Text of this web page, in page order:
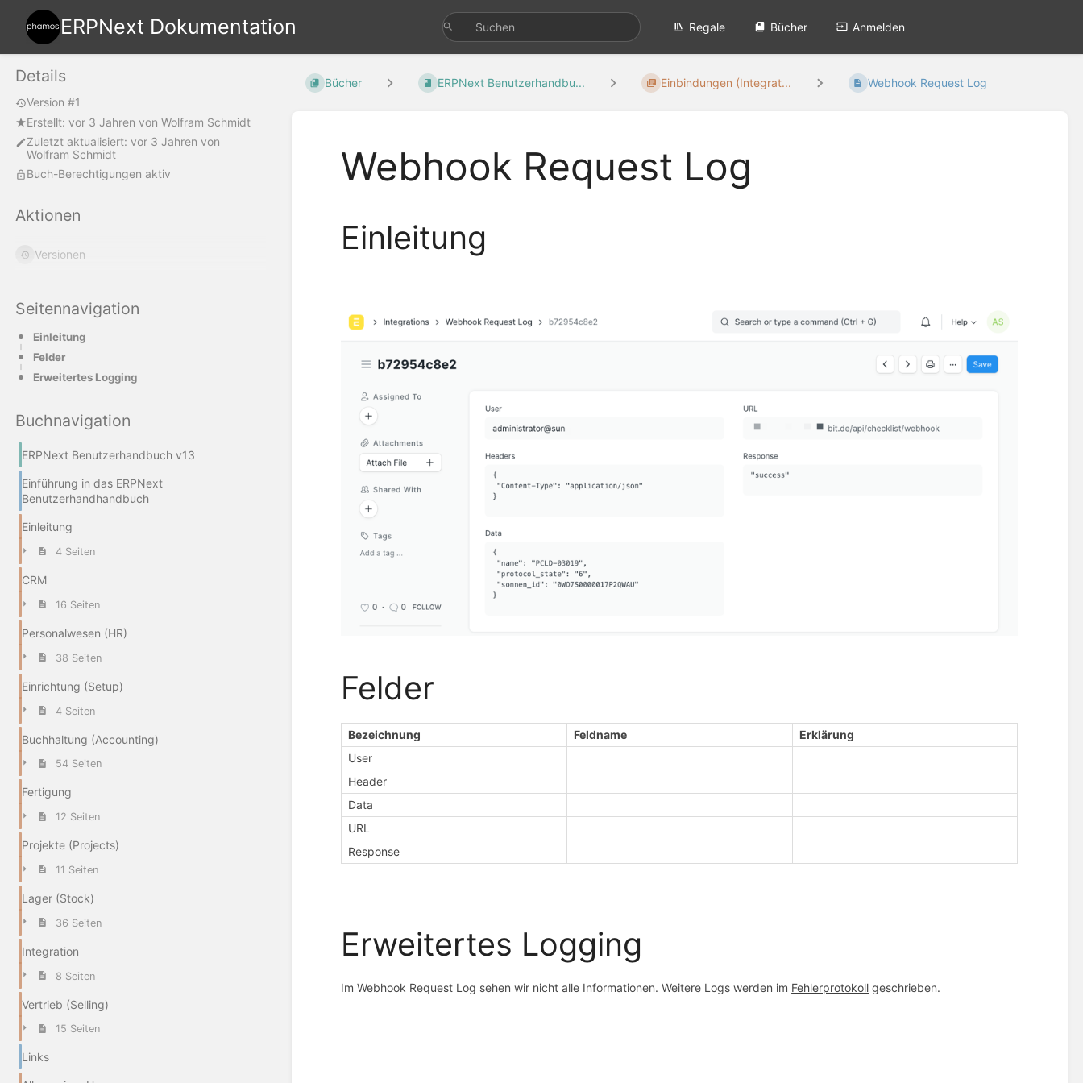
ERPNext Dokumentation Regale Bücher Anmelden
Details
Version #1
Erstellt: vor 3 Jahren von Wolfram Schmidt
Zuletzt aktualisiert: vor 3 Jahren von
Wolfram Schmidt
Buch-Berechtigungen aktiv
Aktionen
Versionen
Seitennavigation
Einleitung
Felder
Erweitertes Logging
Buchnavigation
ERPNext Benutzerhandbuch v13
Einführung in das ERPNext
Benutzerhandhandbuch
Einleitung
4 Seiten
CRM
16 Seiten
Personalwesen (HR)
38 Seiten
Einrichtung (Setup)
4 Seiten
Buchhaltung (Accounting)
54 Seiten
Fertigung
12 Seiten
Projekte (Projects)
11 Seiten
Lager (Stock)
36 Seiten
Integration
8 Seiten
Vertrieb (Selling)
15 Seiten
Links
Bücher ERPNext Benutzerhandbu... Einbindungen (Integrat... Webhook Request Log
Webhook Request Log
Einleitung
Felder
Bezeichnung Feldname
Erklärung
User
Header
Data
URL
Response
Erweitertes Logging
Im Webhook Request Log sehen wir nicht alle Informationen. Weitere Logs werden im Fehlerprotokoll geschrieben.